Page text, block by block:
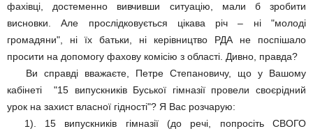
фахівці, достеменно вивчивши ситуацію, мали б зробити
висновки. Але прослідковується цікава річ – ні "молоді
громадяни", ні їх батьки, ні керівництво РДА не поспішало
просити на допомогу фахову комісію з області. Дивно, правда?
Ви справді вважаєте, Петре Степановичу, що у Вашому
кабінеті "15 випускників Буської гімназії провели своєрідний
урок на захист власної гідності"? Я Вас розчарую:
1). 15 випускників гімназії (до речі, попросіть СВОГО